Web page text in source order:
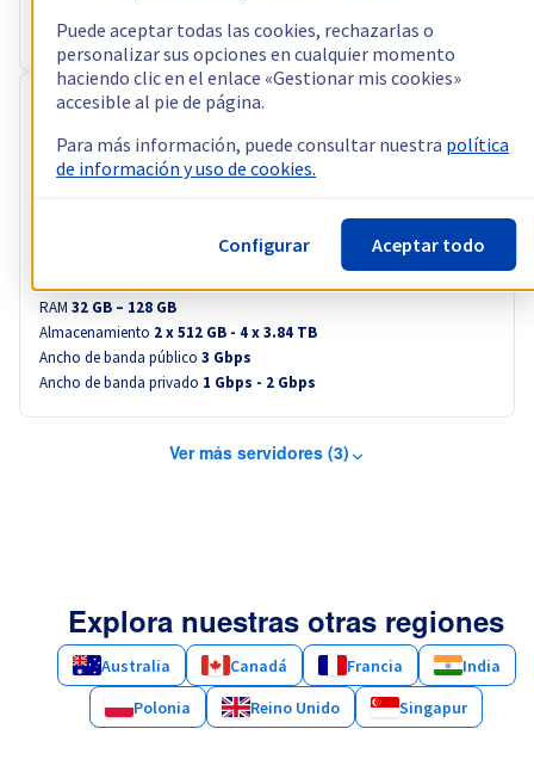
Ancho de banda privado1 Gbps - 2 Gbps
RISE-2
64,99 €
Intel Xeon-E 2388G
RAM 32 GB – 128 GB
Almacenamiento 2 x 512 GB - 4 x 3.84 TB
Ancho de banda público 3 Gbps
Ancho de banda privado 1 Gbps - 2 Gbps
Ver más servidores (3)
Explora nuestras otras regiones
Australia Canadá Francia
India
Polonia
Reino Unido Singapur
Puede aceptar todas las cookies, rechazarlas o
personalizar sus opciones en cualquier momento
haciendo clic en el enlace «Gestionar mis cookies»
accesible al pie de página.
Para más información, puede consultar nuestra política
de información y uso de cookies.
Configurar Aceptar todo